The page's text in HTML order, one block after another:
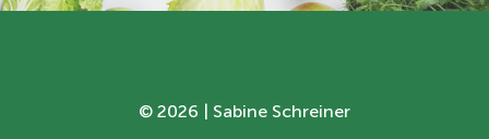
© 2026 | Sabine Schreiner